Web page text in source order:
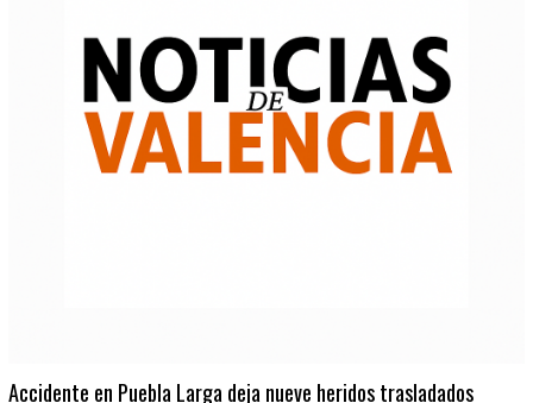
Accidente en Puebla Larga deja nueve heridos trasladados